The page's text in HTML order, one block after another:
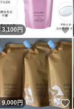
使い方
3プッシュ分程度
うにメイクとなじ
3,100 円
9,000円